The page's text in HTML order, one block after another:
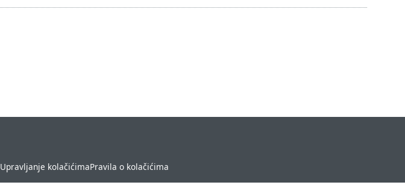
Upravljanje kolačićimaPravila o kolačićima